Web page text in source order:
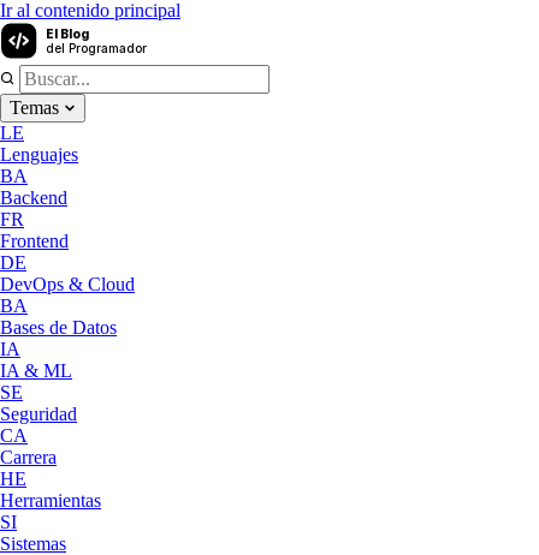
Ir al contenido principal
El Blog
del Programador
Temas
LE
Lenguajes
BA
Backend
FR
Frontend
DE
DevOps & Cloud
BA
Bases de Datos
IA
IA & ML
SE
Seguridad
CA
Carrera
HE
Herramientas
SI
Sistemas